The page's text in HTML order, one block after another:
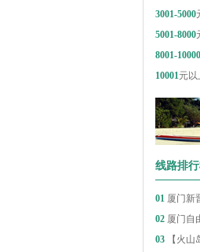
3001-5000
5001-8000
8001-10000
10001元以
线路排
01 厦门新
02 厦门自
03 【火山